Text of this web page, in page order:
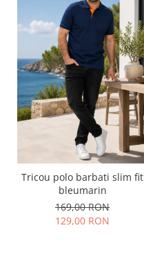
Tricou polo barbati slim fit
bleumarin
169,00 RON
129,00 RON